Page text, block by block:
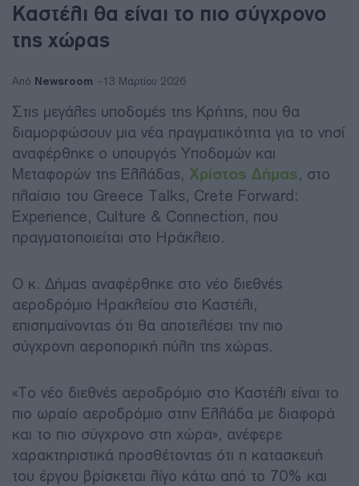
Καστέλι θα είναι το πιο σύγχρονο
της χώρας
Από Newsroom 13 Μαρτίου 2026
Στις μεγάλες υποδομές της Κρήτης, που θα
διαμορφώσουν μια νέα πραγματικότητα για το νησί
αναφέρθηκε ο υπουργός Υποδομών και
Μεταφορών της Ελλάδας, Χρίστος Δήμας, στο
πλαίσιο του Greece Talks, Crete Forward:
Experience, Culture & Connection, που
πραγματοποιείται στο Ηράκλειο.
Ο κ. Δήμας αναφέρθηκε στο νέο διεθνές
αεροδρόμιο Ηρακλείου στο Καστέλι,
επισημαίνοντας ότι θα αποτελέσει την πιο
σύγχρονη αεροπορική πύλη της χώρας.
«Το νέο διεθνές αεροδρόμιο στο Καστέλι είναι το
πιο ωραίο αεροδρόμιο στην Ελλάδα με διαφορά
και το πιο σύγχρονο στη χώρα», ανέφερε
χαρακτηριστικά προσθέτοντας ότι η κατασκευή
του έργου βρίσκεται λίγο κάτω από το 70% και